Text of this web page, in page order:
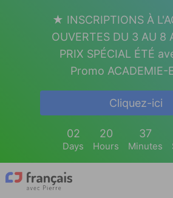
★ INSCRIPTIONS À
OUVERTES DU 3 AU 8
PRIX SPÉCIAL ÉTÉ
Promo ACADEMIE-
Cliquez-ici
02
Days
20
Hours
37
Minutes